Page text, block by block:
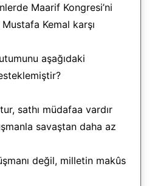
Maarif Kongresi’ni
Kemal karşı
aşağıdaki
sathı müdafaa vardır
savaştan daha az
değil, milletin makûs